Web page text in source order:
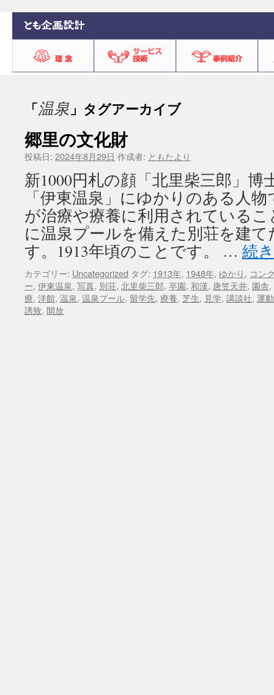
「温泉 」タグアーカイブ
郷里の文化財
投稿日: 2024年8月29日 作成者: ともたより
新1000円札の顔「北里柴三郎」博
「伊東温泉」にゆかりのある人
が治療や療養に利用されている
に温泉プールを備えた別荘を建
す。1913年頃のことです。 … 続
カテゴリー: Uncategorized タグ: 1913年, 1948年, ゆかり, コン
ー, 伊東温泉, 写真, 別荘, 北里柴三郎, 卒園, 和漢, 唐笠天井, 園舎,
療, 洋館, 温泉, 温泉プール, 留学先, 療養, 芝生, 見学, 講談社, 運
誘致, 開放